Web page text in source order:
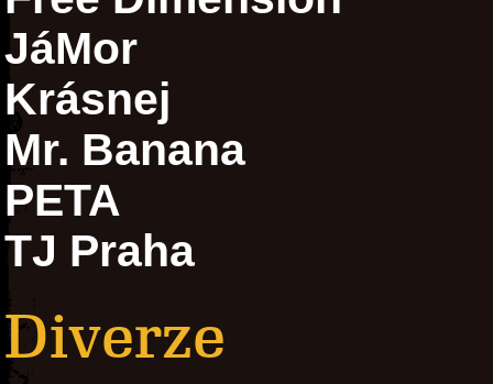
JáMor
Krásnej
Mr. Banana
PETA
TJ Praha
Diverze